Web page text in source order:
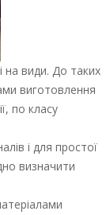
на види. До таких
виготовлення
по класу
і для простої
визначити